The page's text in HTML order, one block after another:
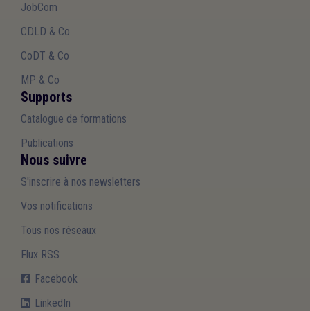
JobCom
CDLD & Co
CoDT & Co
MP & Co
Supports
Catalogue de formations
Publications
Nous suivre
S'inscrire à nos newsletters
Vos notifications
Tous nos réseaux
Flux RSS
Facebook
LinkedIn